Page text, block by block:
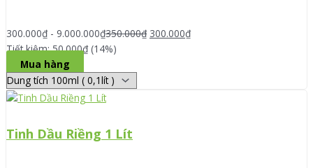
300.000₫- 9.000.000₫350.000₫ 300.000₫
Tiết kiệm: 50.000₫ (14%)
Mua hàng
Tinh Dầu Riềng 1 Lít